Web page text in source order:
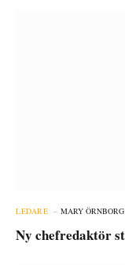
LEDARE MARY ÖRNBORG
Ny chefredaktör